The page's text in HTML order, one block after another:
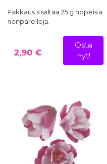
Pakkaus sisältää 25 g hopeisia
nonparelleja.
2,90 €
Osta
nyt!